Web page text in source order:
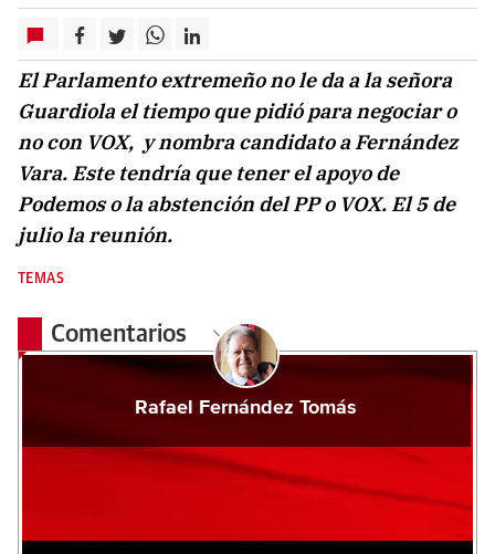
El Parlamento extremeño no le da a la señora
Guardiola el tiempo que pidió para negociar o
no con VOX, y nombra candidato a Fernández
Vara. Este tendría que tener el apoyo de
Podemos o la abstención del PP o VOX. El 5 de
julio la reunión.
TEMAS
Comentarios
Rafael Fernández Tomás